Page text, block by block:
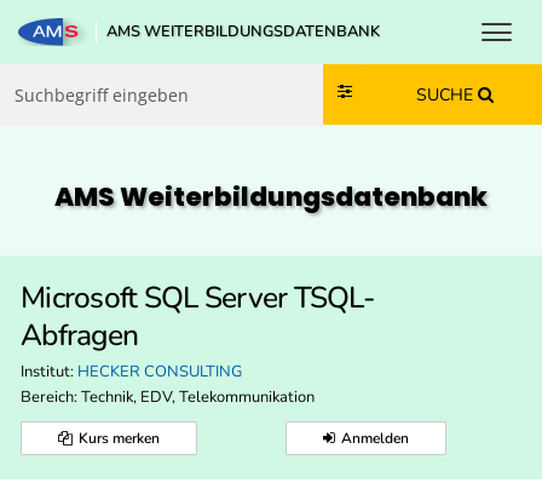
Zum Inhalt springen
Zum Navmenü springen
Zur Suche springen
Zur Footer springen
AMS WEITERBILDUNGSDATENBANK
SUCHE
AMS Weiterbildungs­datenbank
Microsoft SQL Server TSQL-
Abfragen
Institut: HECKER CONSULTING
Bereich: Technik, EDV, Telekommunikation
Kurs merken Anmelden